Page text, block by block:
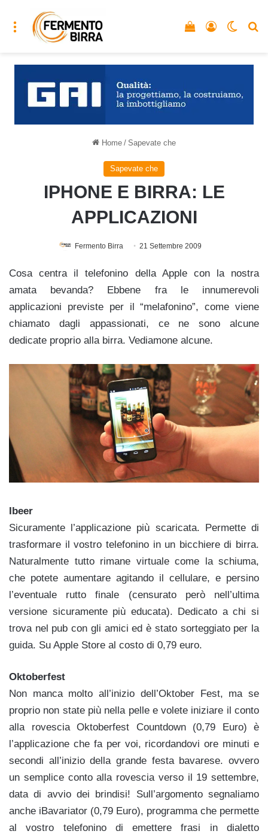
Menu Accedi
Vedi il carrello
Home / Sapevate che
Sapevate che
IPHONE E BIRRA: LE
APPLICAZIONI
Fermento Birra 21 Settembre 2009
Cosa centra il telefonino della Apple con la nostra
amata bevanda? Ebbene fra le innumerevoli
applicazioni previste per il “melafonino”, come viene
chiamato dagli appassionati, ce ne sono alcune
dedicate proprio alla birra. Vediamone alcune.
Ibeer
Sicuramente l’applicazione più scaricata. Permette di
trasformare il vostro telefonino in un bicchiere di birra.
Naturalmente tutto rimane virtuale come la schiuma,
che potete aumentare agitando il cellulare, e persino
l’eventuale rutto finale (censurato però nell’ultima
versione sicuramente più educata). Dedicato a chi si
trova nel pub con gli amici ed è stato sorteggiato per la
guida. Su Apple Store al costo di 0,79 euro.
Oktoberfest
Non manca molto all’inizio dell’Oktober Fest, ma se
proprio non state più nella pelle e volete iniziare il conto
alla rovescia Oktoberfest Countdown (0,79 Euro) è
l’applicazione che fa per voi, ricordandovi ore minuti e
secondi all’inizio della grande festa bavarese. ovvero
un semplice conto alla rovescia verso il 19 settembre,
data di avvio dei brindisi! Sull’argomento segnaliamo
anche iBavariator (0,79 Euro), programma che permette
al vostro telefonino di emettere frasi in dialetto